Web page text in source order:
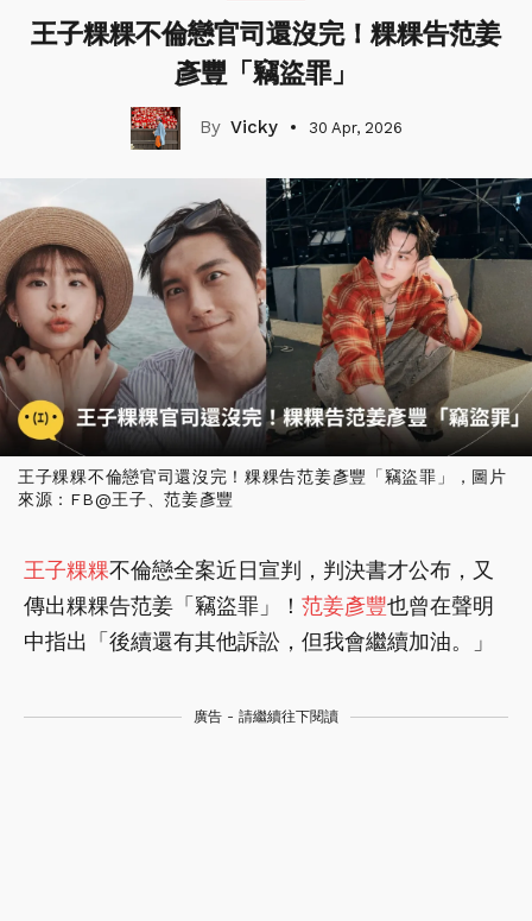
王子粿粿不倫戀官司還沒完！粿粿告范姜
彥豐「竊盜罪」
Vicky 30 Apr, 2026
王子粿粿不倫戀官司還沒完！粿粿告范姜彥豐「竊盜罪」，圖片
來源：FB@王子、范姜彥豐
王子粿粿不倫戀全案近日宣判，判決書才公布，又
傳出粿粿告范姜「竊盜罪」！ 范姜彥豐也曾在聲明
中指出「後續還有其他訴訟，但我會繼續加油。」
廣告 - 請繼續往下閱讀